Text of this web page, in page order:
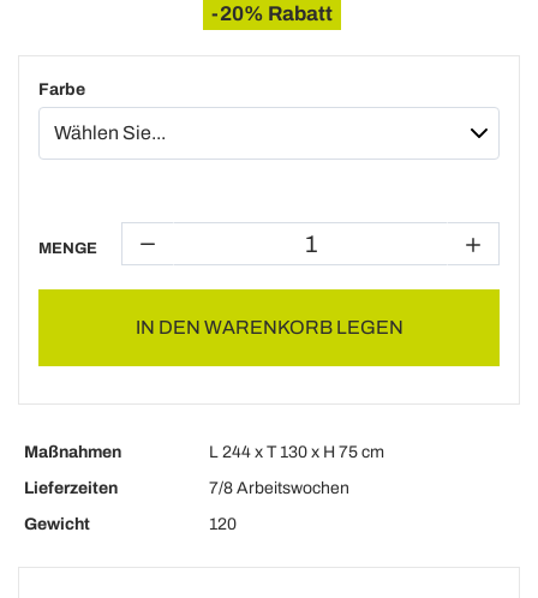
-20% Rabatt
Farbe
MENGE
IN DEN WARENKORB LEGEN
Maßnahmen
L 244 x T 130 x H 75 cm
Lieferzeiten
7/8 Arbeitswochen
Gewicht
120